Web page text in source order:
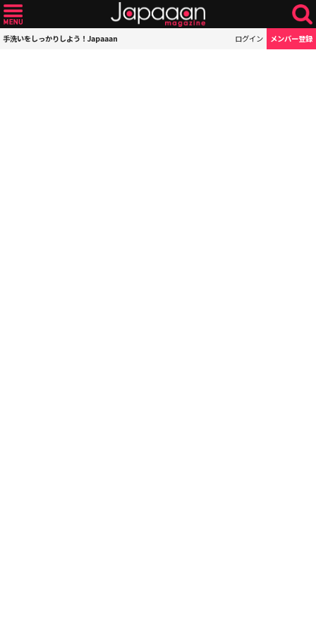
手洗いをしっかりしよう！Japaaan ログイン メンバー登録